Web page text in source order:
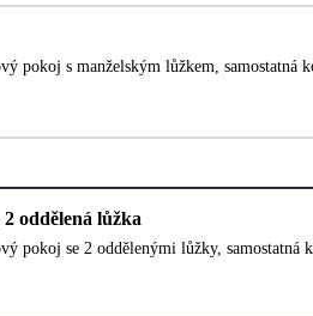
pokoj s manželským lůžkem, samostatná
oddělená lůžka
pokoj se 2 oddělenými lůžky, samostatná